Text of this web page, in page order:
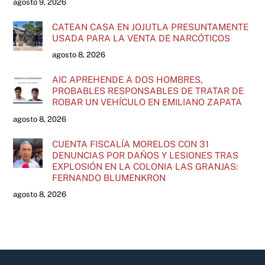
agosto 9, 2026
CATEAN CASA EN JOJUTLA PRESUNTAMENTE
USADA PARA LA VENTA DE NARCÓTICOS
agosto 8, 2026
AIC APREHENDE A DOS HOMBRES,
PROBABLES RESPONSABLES DE TRATAR DE
ROBAR UN VEHÍCULO EN EMILIANO ZAPATA
agosto 8, 2026
CUENTA FISCALÍA MORELOS CON 31
DENUNCIAS POR DAÑOS Y LESIONES TRAS
EXPLOSIÓN EN LA COLONIA LAS GRANJAS:
FERNANDO BLUMENKRON
agosto 8, 2026